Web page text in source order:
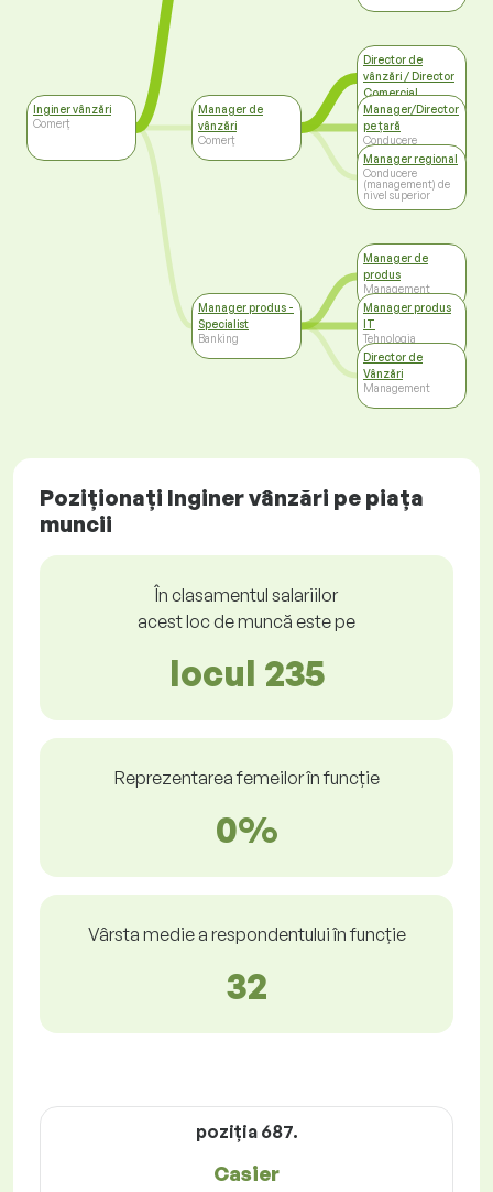
Inginer vânzări
Comerț
Manager de
vânzări
Comerț
Manager produs -
Specialist
Banking
Director de
vânzări / Director
Comercial
Conducere
(management) de
nivel superior
Manager/Director
pe țară
Conducere
(management) de
nivel superior
Manager regional
Conducere
(management) de
nivel superior
Manager de
produs
Management
Manager produs
IT
Tehnologia
informației
Director de
Vânzări
Management
Poziționați Inginer vânzări pe piața
muncii
În clasamentul salariilor
acest loc de muncă este pe
locul 235
Reprezentarea femeilor în funcție
0%
Vârsta medie a respondentului în funcție
32
poziţia 687.
Casier